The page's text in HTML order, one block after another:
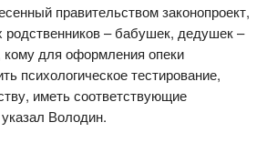
правительством законопроект,
родственников – бабушек, дедушек –
для оформления опеки
психологическое тестирование,
иметь соответствующие
Володин.